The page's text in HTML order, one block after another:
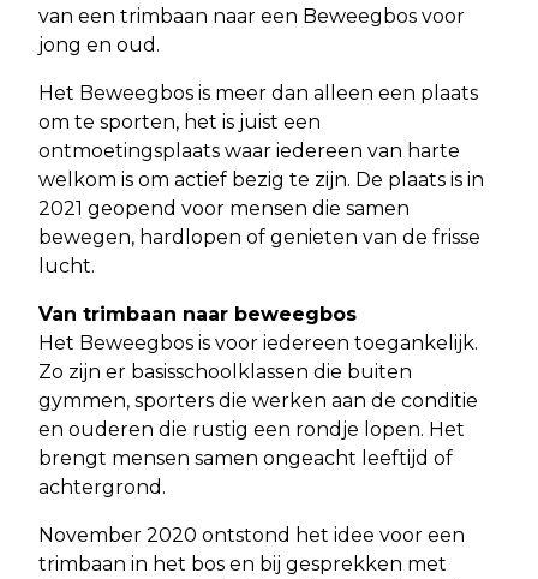
van een trimbaan naar een Beweegbos voor
jong en oud.
Het Beweegbos is meer dan alleen een plaats
om te sporten, het is juist een
ontmoetingsplaats waar iedereen van harte
welkom is om actief bezig te zijn. De plaats is in
2021 geopend voor mensen die samen
bewegen, hardlopen of genieten van de frisse
lucht.
Van trimbaan naar beweegbos
Het Beweegbos is voor iedereen toegankelijk.
Zo zijn er basisschoolklassen die buiten
gymmen, sporters die werken aan de conditie
en ouderen die rustig een rondje lopen. Het
brengt mensen samen ongeacht leeftijd of
achtergrond.
November 2020 ontstond het idee voor een
trimbaan in het bos en bij gesprekken met